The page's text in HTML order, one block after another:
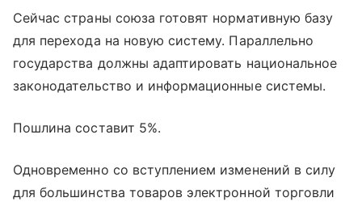
Сейчас страны союза готовят нормативную базу
для перехода на новую систему. Параллельно
государства должны адаптировать национальное
законодательство и информационные системы.
Пошлина составит 5%.
Одновременно со вступлением изменений в силу
для большинства товаров электронной торговли